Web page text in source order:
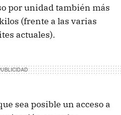
por unidad también más
(frente a las varias
actuales).
sea posible un acceso a